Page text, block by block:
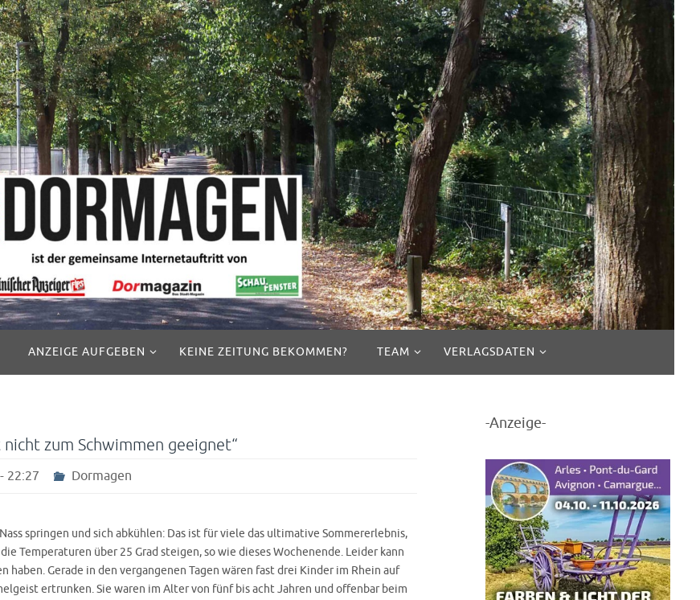
ANZEIGE AUFGEBEN KEINE ZEITUNG BEKOMMEN? TEAM VERLAGSDATEN
nicht zum Schwimmen geeignet“
22:27 Dormagen
springen und sich abkühlen: Das ist für viele das ultimative Sommererlebnis,
Temperaturen über 25 Grad steigen, so wie dieses Wochenende. Leider kann
haben. Gerade in den vergangenen Tagen wären fast drei Kinder im Rhein auf
ertrunken. Sie waren im Alter von fünf bis acht Jahren und offenbar beim
-Anzeige-